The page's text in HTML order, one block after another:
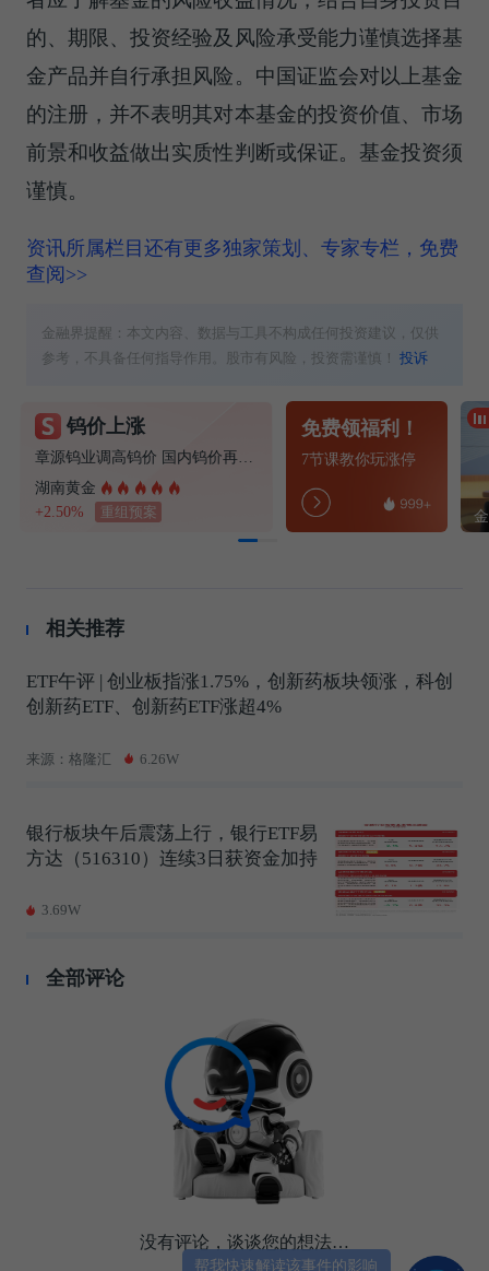
的、期限、投资经验及风险承受能力谨慎选择基
金产品并自行承担风险。中国证监会对以上基金
的注册，并不表明其对本基金的投资价值、市场
前景和收益做出实质性判断或保证。基金投资须
谨慎。
资讯所属栏目还有更多独家策划、专家专栏，免费
查阅>>
金融界提醒：本文内容、数据与工具不构成任何投资建议，仅供
参考，不具备任何指导作用。股市有风险，投资需谨慎！投诉
钨价上涨
湖南黄金
+2.50%
重组预案
免费领福利！
7节课教你玩涨停
相关推荐
ETF午评 | 创业板指涨1.75%，创新药板块领涨，科创
创新药ETF、创新药ETF涨超4%
来源：格隆汇 6.26W
银行板块午后震荡上行，银行ETF易
方达（516310）连续3日获资金加持
3.69W
全部评论
没有评论，谈谈您的想法…
帮我快速解读该事件的影响